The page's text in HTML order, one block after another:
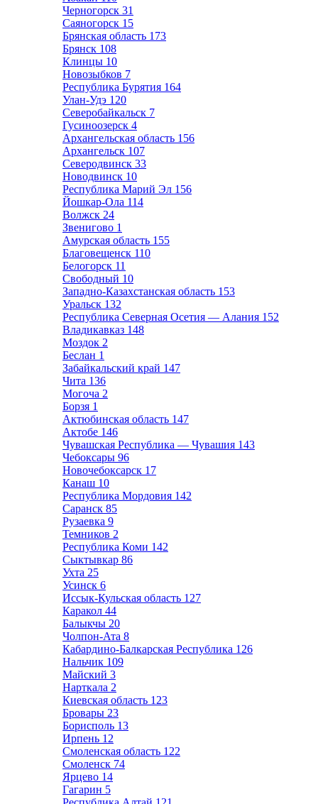
Черногорск 31
Саяногорск 15
Брянская область 173
Брянск 108
Клинцы 10
Новозыбков 7
Республика Бурятия 164
Улан-Удэ 120
Северобайкальск 7
Гусиноозерск 4
Архангельская область 156
Архангельск 107
Северодвинск 33
Новодвинск 10
Республика Марий Эл 156
Йошкар-Ола 114
Волжск 24
Звенигово 1
Амурская область 155
Благовещенск 110
Белогорск 11
Свободный 10
Западно-Казахстанская область 153
Уральск 132
Республика Северная Осетия — Алания 152
Владикавказ 148
Моздок 2
Беслан 1
Забайкальский край 147
Чита 136
Могоча 2
Борзя 1
Актюбинская область 147
Актобе 146
Чувашская Республика — Чувашия 143
Чебоксары 96
Новочебоксарск 17
Канаш 10
Республика Мордовия 142
Саранск 85
Рузаевка 9
Темников 2
Республика Коми 142
Сыктывкар 86
Ухта 25
Усинск 6
Иссык-Кульская область 127
Каракол 44
Балыкчы 20
Чолпон-Ата 8
Кабардино-Балкарская Республика 126
Нальчик 109
Майский 3
Нарткала 2
Киевская область 123
Бровары 23
Борисполь 13
Ирпень 12
Смоленская область 122
Смоленск 74
Ярцево 14
Гагарин 5